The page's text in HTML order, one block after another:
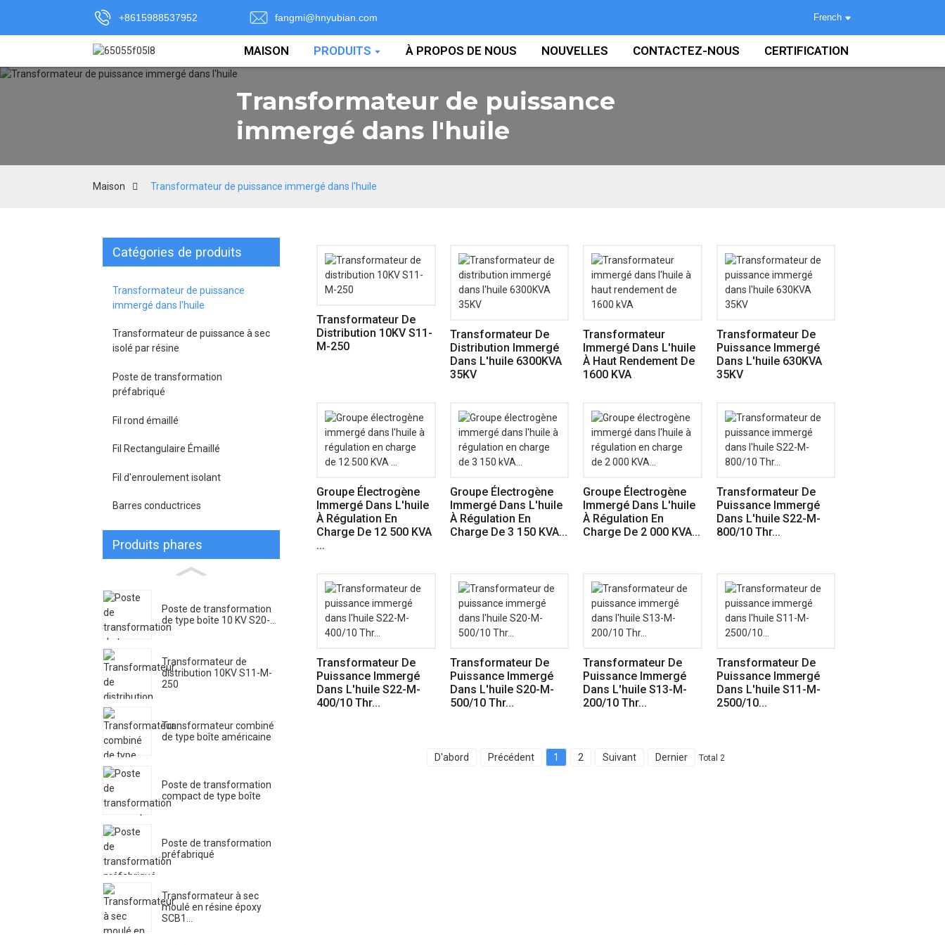
+8615988537952 fangmi@hnyubian.com French
MAISON PRODUITS À PROPOS DE NOUS NOUVELLES CONTACTEZ-NOUS CERTIFICATION
Transformateur de puissance
immergé dans l'huile
Maison Transformateur de puissance immergé dans l'huile
Catégories de produits
Transformateur de puissance
immergé dans l'huile
Transformateur de puissance à sec
isolé par résine
Poste de transformation
préfabriqué
Fil rond émaillé
Fil Rectangulaire Émaillé
Fil d'enroulement isolant
Barres conductrices
Produits phares
Poste de transformation
de type boîte 10 KV S20-...
Transformateur de
distribution 10KV S11-M-
250
Transformateur combiné
de type boîte américaine
Poste de transformation
compact de type boîte
Poste de transformation
préfabriqué
Transformateur à sec
moulé en résine époxy
SCB1...
Transformateur De
Distribution 10KV S11-
M-250
Transformateur De
Distribution Immergé
Dans L'huile 6300KVA
35KV
Transformateur
Immergé Dans L'huile
À Haut Rendement De
1600 KVA
Transformateur De
Puissance Immergé
Dans L'huile 630KVA
35KV
Groupe Électrogène
Immergé Dans L'huile
À Régulation En
Charge De 12 500 KVA
...
Groupe Électrogène
Immergé Dans L'huile
À Régulation En
Charge De 3 150 KVA...
Groupe Électrogène
Immergé Dans L'huile
À Régulation En
Charge De 2 000 KVA...
Transformateur De
Puissance Immergé
Dans L'huile S22-M-
800/10 Thr...
Transformateur De
Puissance Immergé
Dans L'huile S22-M-
400/10 Thr...
Transformateur De
Puissance Immergé
Dans L'huile S20-M-
500/10 Thr...
Transformateur De
Puissance Immergé
Dans L'huile S13-M-
200/10 Thr...
Transformateur De
Puissance Immergé
Dans L'huile S11-M-
2500/10...
D'abord Précédent 1 2 Suivant Dernier Total 2